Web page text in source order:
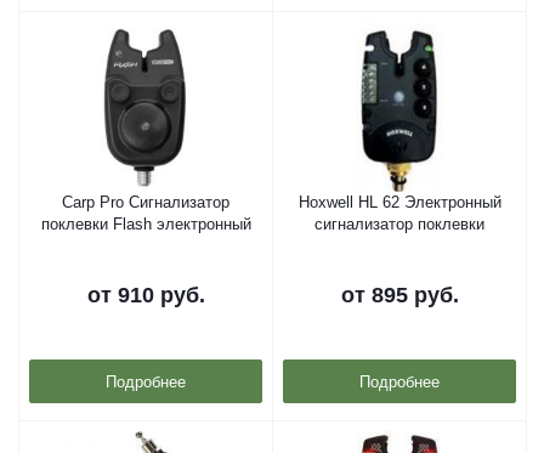
Carp Pro Сигнализатор
поклевки Flash электронный
от 910 руб.
Подробнее
Hoxwell HL 62 Электронный
сигнализатор поклевки
от 895 руб.
Подробнее